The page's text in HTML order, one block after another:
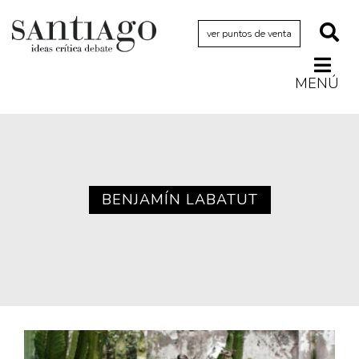
ver puntos de venta
MENÚ
BENJAMÍN LABATUT